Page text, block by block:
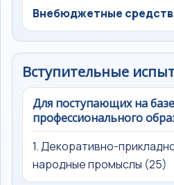
Внебюджетные
Вступительные
Для поступающих на базе
профессионального
1. Декоративно-
народные промыслы (25)